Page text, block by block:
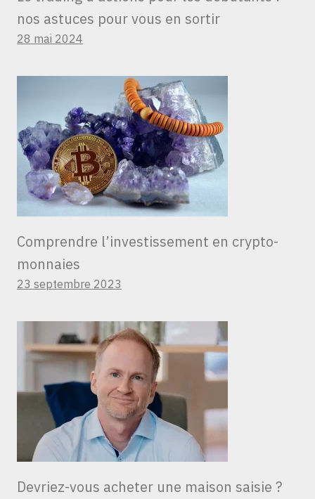
nos astuces pour vous en sortir
28 mai 2024
Comprendre l’investissement en crypto-
monnaies
23 septembre 2023
Devriez-vous acheter une maison saisie ?